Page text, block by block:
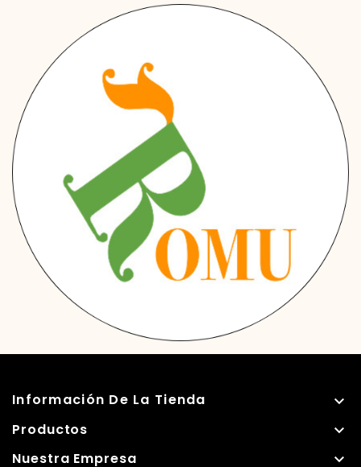
Información De La Tienda 
Productos 
Nuestra Empresa 